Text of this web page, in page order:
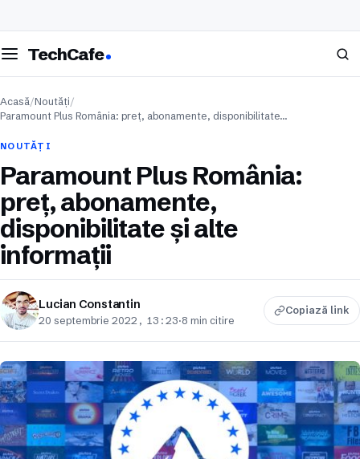
meniul
TechCafe Caută
Acasă/Noutăți/
Paramount Plus România: preț, abonamente, disponibilitate…
NOUTĂȚI
Paramount Plus România:
preț, abonamente,
disponibilitate și alte
informații
Lucian Constantin
20 septembrie 2022, 13:23·8 min citire
Copiază link